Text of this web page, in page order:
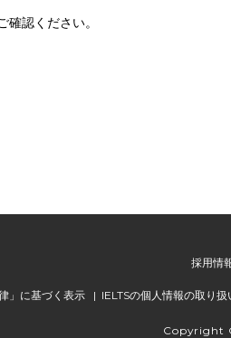
認ください。
採用情
」に基づく表示 IELTSの個人情報の取り扱
Copyright